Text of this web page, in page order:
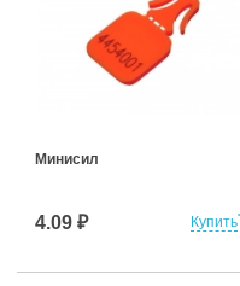
Купить
Минисил
4.09 ₽